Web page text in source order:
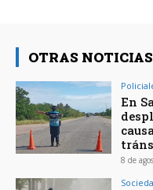
OTRAS NOTICIAS
En
8 de